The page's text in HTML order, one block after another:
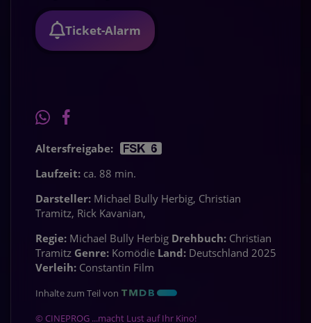
Ticket-Alarm
Altersfreigabe:
Laufzeit: ca. 88 min.
Darsteller: Michael Bully Herbig, Christian
Tramitz, Rick Kavanian,
Regie: Michael Bully Herbig Drehbuch: Christian
Tramitz Genre: Komödie Land: Deutschland 2025
Verleih: Constantin Film
Inhalte zum Teil von
© CINEPROG ...macht Lust auf Ihr Kino!